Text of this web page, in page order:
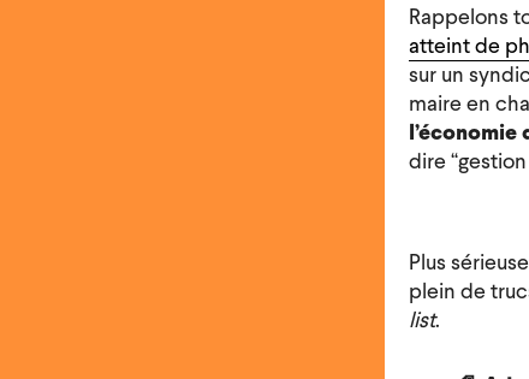
Rappelons
atteint de
sur un
maire en
dire
Plus
plein de
list.